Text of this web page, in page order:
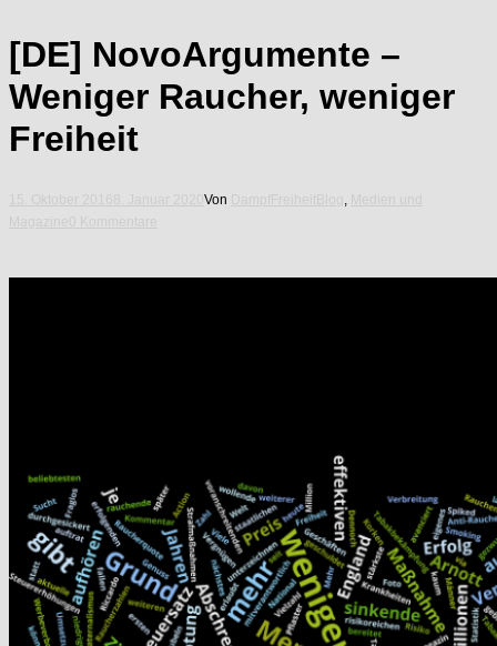
[DE] NovoArgumente –
Weniger Raucher, weniger
Freiheit
Von ,